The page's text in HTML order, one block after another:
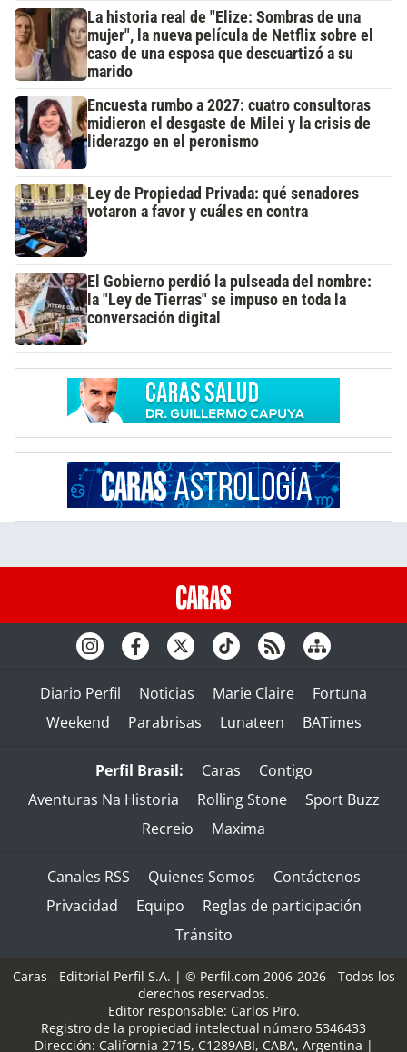
La historia real de "Elize: Sombras de una
mujer", la nueva película de Netflix sobre el
caso de una esposa que descuartizó a su
marido
Encuesta rumbo a 2027: cuatro consultoras
midieron el desgaste de Milei y la crisis de
liderazgo en el peronismo
Ley de Propiedad Privada: qué senadores
votaron a favor y cuáles en contra
El Gobierno perdió la pulseada del nombre:
la "Ley de Tierras" se impuso en toda la
conversación digital
Diario Perfil Noticias Marie Claire
Fortuna
Weekend
Parabrisas Lunateen BATimes
Perfil Brasil: Caras
Contigo
Aventuras Na Historia
Rolling Stone
Sport Buzz
Recreio
Maxima
Canales RSS Quienes Somos
Contáctenos
Privacidad
Equipo
Reglas de participación
Tránsito
Caras - Editorial Perfil S.A. | © Perfil.com 2006-2026 - Todos los
derechos reservados.
Editor responsable: Carlos Piro.
Registro de la propiedad intelectual número 5346433
Dirección: California 2715, C1289ABI, CABA, Argentina |